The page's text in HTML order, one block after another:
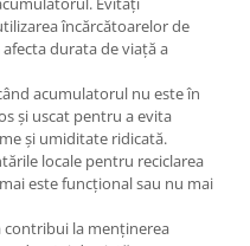
încărcătoarelor de
durata de viață a
acumulatorul nu este în
și uscat pentru a evita
și umiditate ridicată.
locale pentru reciclarea
este funcțional sau nu mai
contribui la menținerea